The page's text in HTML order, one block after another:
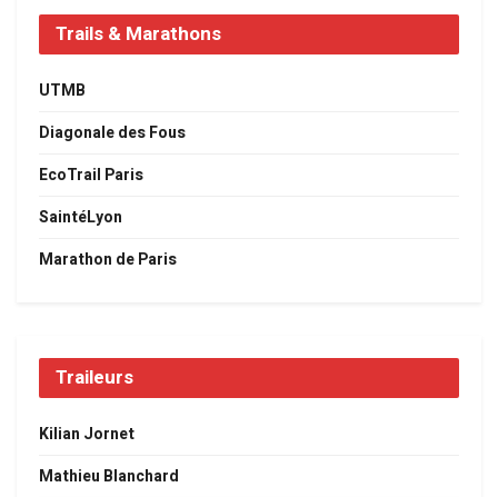
Trails & Marathons
UTMB
Diagonale des Fous
EcoTrail Paris
SaintéLyon
Marathon de Paris
Traileurs
Kilian Jornet
Mathieu Blanchard